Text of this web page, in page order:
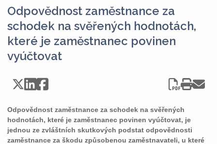
Odpovědnost zaměstnance za
schodek na svěřených hodnotách,
které je zaměstnanec povinen
vyúčtovat
Odpovědnost zaměstnance za schodek na svěřených
hodnotách, které je zaměstnanec povinen vyúčtovat, je
jednou ze zvláštních skutkových podstat odpovědnosti
zaměstnance za škodu způsobenou zaměstnavateli, u které